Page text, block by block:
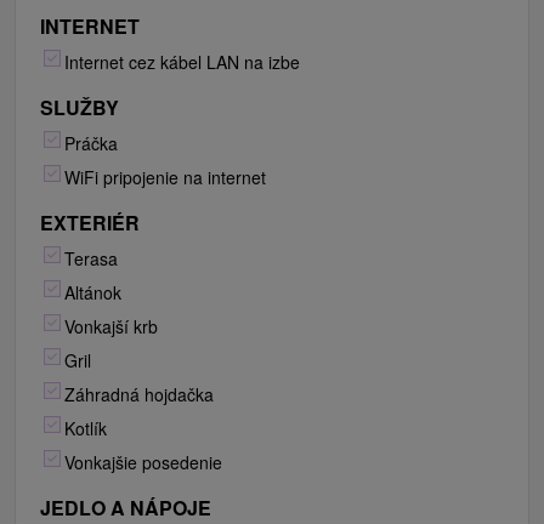
INTERNET
Internet cez kábel LAN na izbe
SLUŽBY
Práčka
WiFi pripojenie na internet
EXTERIÉR
Terasa
Altánok
Vonkajší krb
Gril
Záhradná hojdačka
Kotlík
Vonkajšie posedenie
JEDLO A NÁPOJE